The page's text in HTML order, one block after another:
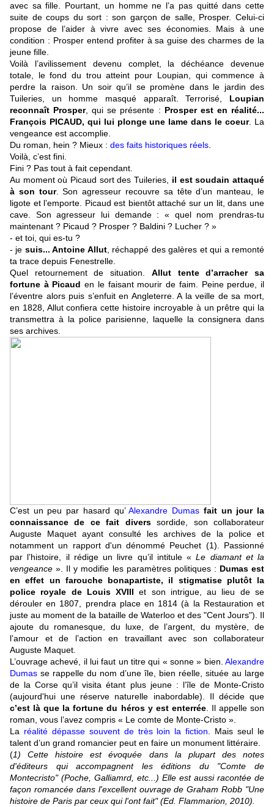
avec sa fille. Pourtant, un homme ne l’a pas quitté dans cette
suite de coups du sort : son garçon de salle, Prosper. Celui-ci
propose de l’aider à vivre avec ses économies. Mais à une
condition : Prosper entend profiter à sa guise des charmes de la
jeune fille.
Voilà l’avilissement devenu complet, la déchéance devenue
totale, le fond du trou atteint pour Loupian, qui commence à
perdre la raison. Un soir qu’il se promène dans le jardin des
Tuileries, un homme masqué apparaît. Terrorisé, Loupian
reconnaît Prosper, qui se présente : Prosper est en réalité...
François PICAUD, qui lui plonge une lame dans le coeur. La
vengeance est accomplie.
Du roman, hein ? Mieux : des faits historiques réels
Voilà, c’est fini.
Fini ? Pas tout à fait cependant.
Au moment où Picaud sort des Tuileries, il est soudain attaqué
à son tour. Son agresseur recouvre sa tête d’un manteau, le
ligote et l’emporte. Picaud est bientôt attaché sur un lit, dans une
cave. Son agresseur lui demande : « quel nom prendras-tu
maintenant ? Picaud ? Prosper ? Baldini ? Lucher ? »
- et toi, qui es-tu ?
- je suis... Antoine Allut, réchappé des galères et qui a remonté
ta trace depuis Fenestrelle.
Quel retournement de situation. Allut tente d’arracher sa
fortune à Picaud en le faisant mourir de faim. Peine perdue, il
l’éventre alors puis s’enfuit en Angleterre. A la veille de sa mort,
en 1828, Allut confiera cette histoire incroyable à un prêtre qui la
transmettra à la police parisienne, laquelle la consignera dans
ses archives.
C’est un peu par hasard qu’Alexandre Dumas fait un jour la
connaissance de ce fait diverssordide, son collaborateur
Auguste Maquet ayant consulté les archives de la police et
notamment un rapport d'un dénommé Peuchet (1). Passionné
par l’histoire, il rédige un livre qu’il intitule «Le diamant et la
vengeance ». Il y modifie les paramètres politiques : Dumas est
en effet un farouche bonapartiste, il stigmatise plutôt la
police royale de Louis XVIII et son intrigue, au lieu de se
dérouler en 1807, prendra place en 1814 (à la Restauration et
juste au moment de la bataille de Waterloo et des "Cent Jours"). Il
ajoute du romanesque, du luxe, de l’argent, du mystère, de
l’amour et de l’action en travaillant avec son collaborateur
Auguste Maquet.
L’ouvrage achevé, il lui faut un titre qui « sonne » bien. Alexandre
Dumas se rappelle du nom d’une île, bien réelle, située au large
de la Corse qu’il visita étant plus jeune : l’île de Monte-Cristo
(aujourd'hui une réserve naturelle inabordable). Il décide que
c’est là que la fortune du héros y est enterrée. Il appelle son
roman, vous l’avez compris « Le comte de Monte-Cristo ».
La réalité dépasse souvent de très loin la fiction . Mais seul le
talent d’un grand romancier peut en faire un monument littéraire.
(1) Cette histoire est évoquée dans la plupart des notes
d'éditeurs qui accompagnent les éditions du "Comte de
Montecristo" (Poche, Galliamrd, etc...) Elle est aussi racontée de
façon romancée dans l'excellent ouvrage de Graham Robb "Une
histoire de Paris par ceux qui l'ont fait" (Ed. Flammarion, 2010).